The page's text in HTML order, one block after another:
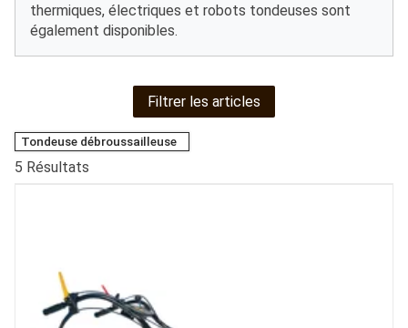
thermiques, électriques et robots tondeuses sont
également disponibles.
Filtrer les articles
Tondeuse débroussailleuse
5 Résultats